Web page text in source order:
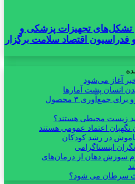
تجهیزات پزشکی و
اقتصاد سلامت برگزار